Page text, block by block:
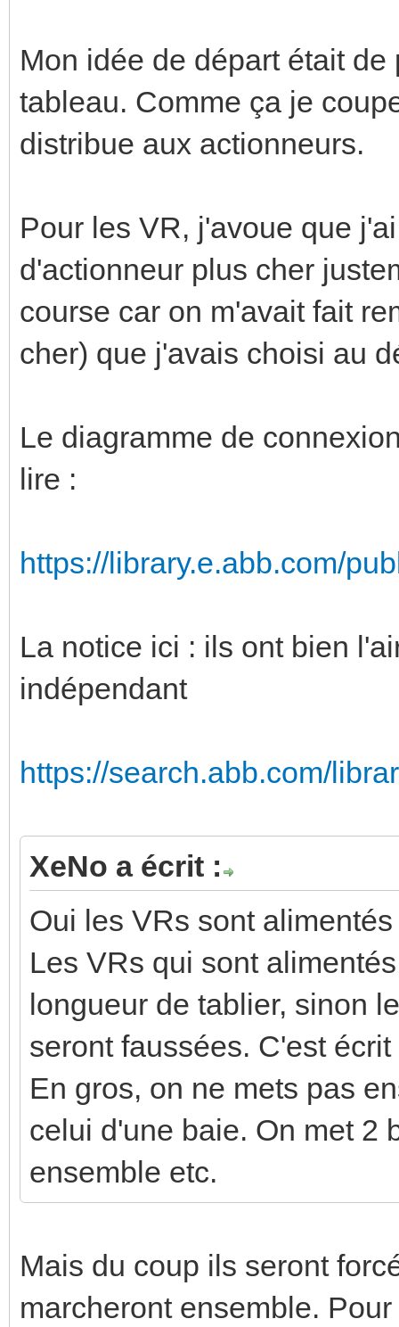
Mon idée de départ était
tableau. Comme ça je
distribue aux actionneurs.
Pour les VR, j'avoue que
d'actionneur plus cher
course car on m'avait fait
cher) que j'avais choisi au
Le diagramme de
lire :
https://library.e.abb.com/
La notice ici : ils ont bien
indépendant
https://search.abb.com/
XeNo a écrit :
Oui les VRs sont
Les VRs qui sont
longueur de tablier, sinon
seront faussées. C'est
En gros, on ne mets pas
celui d'une baie. On met 2
ensemble etc.
Mais du coup ils seront
marcheront ensemble.